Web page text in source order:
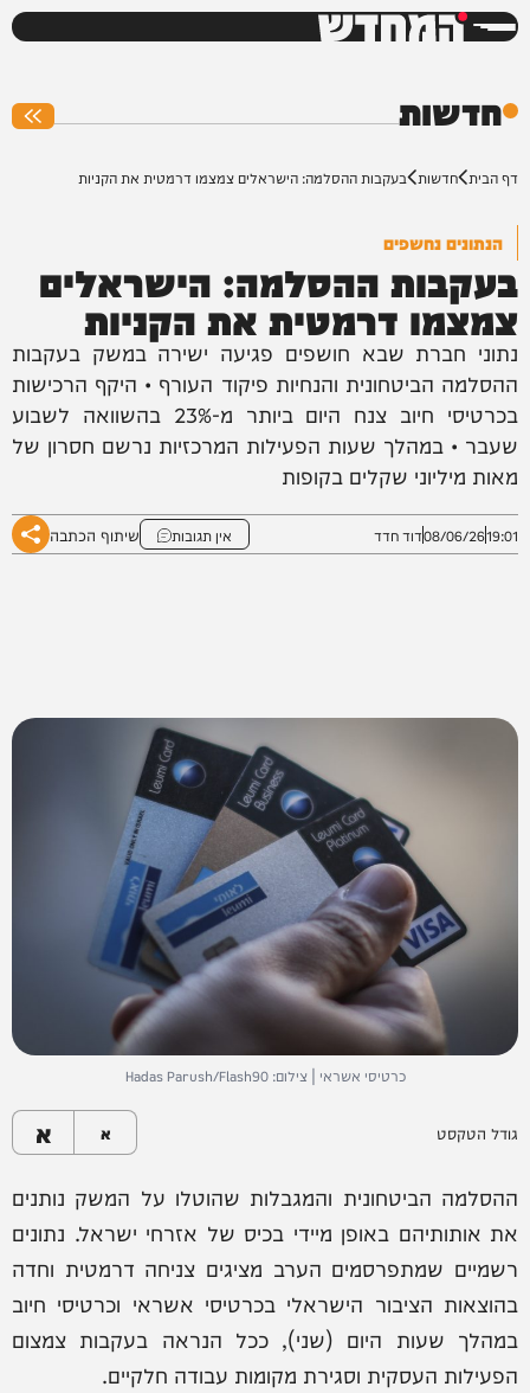
המחדש
חדשות
דף הבית חדשות בעקבות ההסלמה: הישראלים צמצמו דרמטית את הקניות
הנתונים נחשפים
בעקבות ההסלמה: הישראלים
צמצמו דרמטית את הקניות
נתוני חברת שבא חושפים פגיעה ישירה במשק בעקבות
ההסלמה הביטחונית והנחיות פיקוד העורף • היקף הרכישות
בכרטיסי חיוב צנח היום ביותר מ-23% בהשוואה לשבוע
שעבר • במהלך שעות הפעילות המרכזיות נרשם חסרון של
מאות מיליוני שקלים בקופות
19:01
08/06/26דוד חדד אין תגובות שיתוף הכתבה
כרטיסי אשראי | צילום: Hadas Parush/Flash90
גודל הטקסט א א
ההסלמה הביטחונית והמגבלות שהוטלו על המשק נותנים
את אותותיהם באופן מיידי בכיס של אזרחי ישראל. נתונים
רשמיים שמתפרסמים הערב מציגים צניחה דרמטית וחדה
בהוצאות הציבור הישראלי בכרטיסי אשראי וכרטיסי חיוב
במהלך שעות היום (שני), ככל הנראה בעקבות צמצום
הפעילות העסקית וסגירת מקומות עבודה חלקיים.